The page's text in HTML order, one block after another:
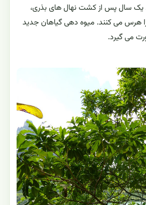
است. یک سال پس از کشت نهال های بذری،
هرس می کنند. میوه دهی گیاهان جدید
می گیرد.